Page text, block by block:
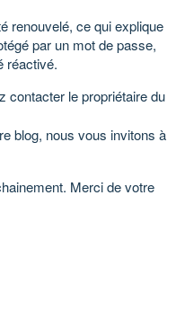
renouvelé, ce qui explique
par un mot de passe,
réactivé.
contacter le propriétaire du
blog, nous vous invitons à
Merci de votre